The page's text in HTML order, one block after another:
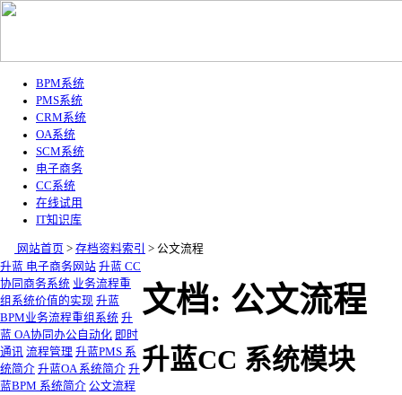
BPM系统
PMS系统
CRM系统
OA系统
SCM系统
电子商务
CC系统
在线试用
IT知识库
网站首页 > 存档资料索引 > 公文流程
升蓝 电子商务网站 升蓝 CC
协同商务系统 业务流程重
组系统价值的实现 升蓝
BPM业务流程重组系统 升
蓝 OA协同办公自动化 即时
通讯 流程管理 升蓝PMS 系
统简介 升蓝OA 系统简介 升
蓝BPM 系统简介 公文流程
文档: 公文流程
升蓝CC 系统模块